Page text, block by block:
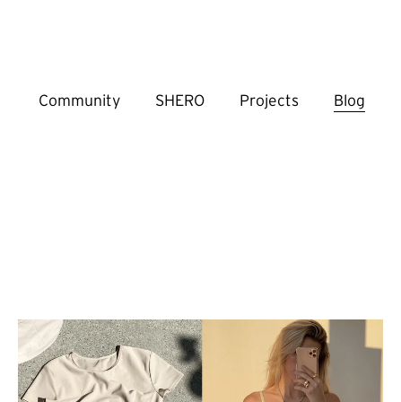
Community SHERO Projects Blog